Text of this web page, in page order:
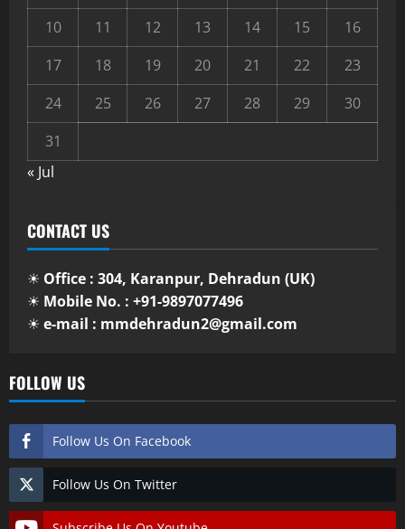
10
11 12 13 14 15
16
17
18 19 20 21 22
23
24
25 26 27 28 29
30
31
« Jul
CONTACT US
☀ Office : 304, Karanpur, Dehradun (UK)
☀ Mobile No. : +91-9897077496
☀ e-mail : mmdehradun2@gmail.com
FOLLOW US
Follow Us On Facebook
Follow Us On Twitter